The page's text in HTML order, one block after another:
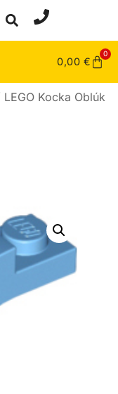
0,00 €
0
LEGO Kocka Oblúk